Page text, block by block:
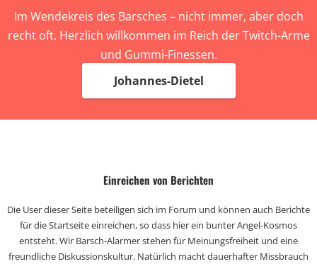
Im Wendekreis des Barsches – nicht immer, aber doch
recht oft. Herzlich willkommen im Reich der Twitch-Arme
und Gummi-Finessen.
Johannes-Dietel
Einreichen von Berichten
Die User dieser Seite beteiligen sich im Forum und können auch Berichte
für die Startseite einreichen, so dass hier ein bunter Angel-Kosmos
entsteht. Wir Barsch-Alarmer stehen für Meinungsfreiheit und eine
freundliche Diskussionskultur. Natürlich macht dauerhafter Missbrauch